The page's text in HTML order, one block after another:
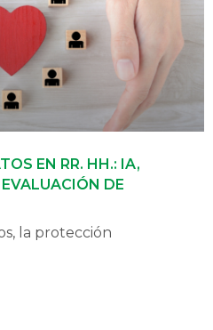
EN RR. HH.: IA,
DE
la protección